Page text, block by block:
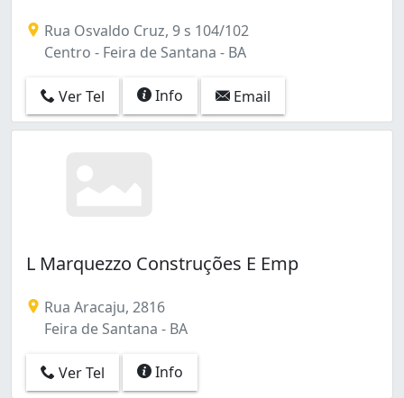
Rua Osvaldo Cruz, 9 s 104/102
Centro - Feira de Santana - BA
Ver Tel Info Email
L Marquezzo Construções E Emp
Rua Aracaju, 2816
Feira de Santana - BA
Ver Tel Info